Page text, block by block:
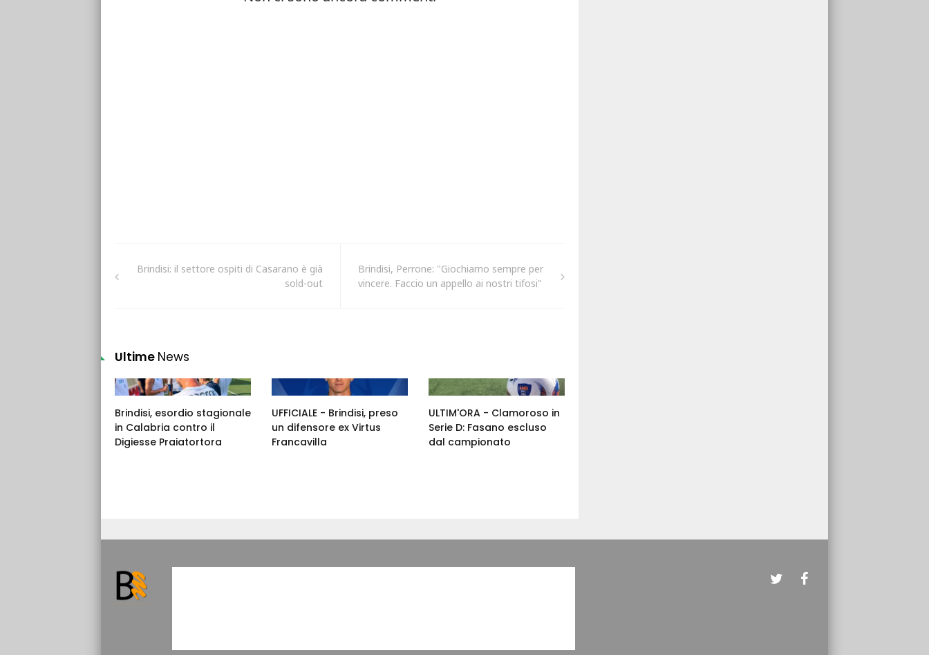
Brindisi: il settore ospiti di Casarano è già
sold-out
Brindisi, Perrone: "Giochiamo sempre per
vincere. Faccio un appello ai nostri tifosi"
Ultime News
Brindisi, esordio stagionale
in Calabria contro il
Digiesse Praiatortora
UFFICIALE - Brindisi, preso
un difensore ex Virtus
Francavilla
ULTIM'ORA - Clamoroso in
Serie D: Fasano escluso
dal campionato